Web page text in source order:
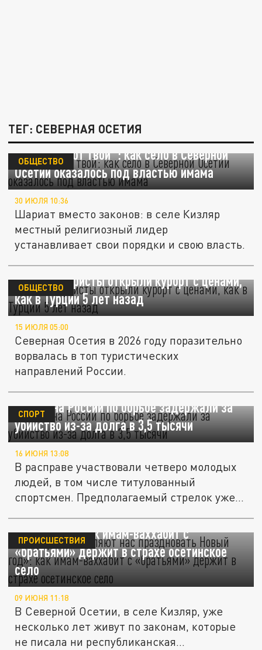
ТЕГ: СЕВЕРНАЯ ОСЕТИЯ
"Порвать рот твой": как село в Северной
Осетии оказалось под властью имама
ОБЩЕСТВО
30 ИЮЛЯ 10:36
Шариат вместо законов: в селе Кизляр
местный религиозный лидер
устанавливает свои порядки и свою власть.
Богатые туристы открыли курорт с ценами,
как в Турции 5 лет назад
ОБЩЕСТВО
15 ИЮЛЯ 05:00
Северная Осетия в 2026 году поразительно
ворвалась в топ туристических
направлений России.
Чемпиона России по борьбе задержали за
убийство из-за долга в 3,5 тысячи
СПОРТ
16 ИЮНЯ 13:08
В расправе участвовали четверо молодых
людей, в том числе титулованный
спортсмен. Предполагаемый стрелок уже...
«Кяфиры заставляют нас праздновать
Новый год»: как имам-ваххабит с
«братьями» держит в страхе осетинское
село
ПРОИСШЕСТВИЯ
09 ИЮНЯ 11:18
В Северной Осетии, в селе Кизляр, уже
несколько лет живут по законам, которые
не писала ни республиканская...